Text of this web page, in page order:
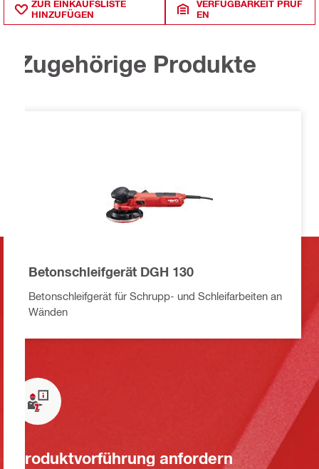
ZUR EINKAUFSLISTE
HINZUFÜGEN
VERFÜGBARKEIT PRÜF
EN
Zugehörige Produkte
Betonschleifgerät DGH 130
Betonschleifgerät für Schrupp- und Schleifarbeiten an
Wänden
Produktvorführung anfordern